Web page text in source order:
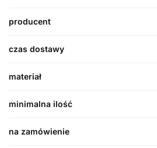
producent
czas dostawy
materiał
minimalna ilość
na zamówienie